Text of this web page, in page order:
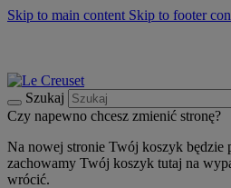
Skip to main content Skip to footer
Szukaj
Czy napewno chcesz zmienić stronę?
Na nowej stronie Twój koszyk będzie
zachowamy Twój koszyk tutaj na
wrócić.